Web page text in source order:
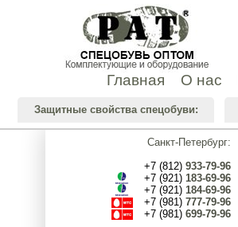
Санкт-Петербург:
+7 (812)933-79-96
+7 (921)183-69-96
+7 (921)184-69-96
+7 (981)777-79-96
+7 (981)699-79-96
Главная О нас
Защитные свойства спецобуви: